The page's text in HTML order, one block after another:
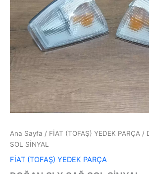
Ana Sayfa / FİAT (TOFAŞ) YEDEK PARÇA /
SOL SİNYAL
FİAT (TOFAŞ) YEDEK PARÇA